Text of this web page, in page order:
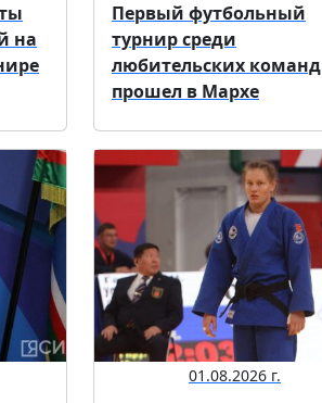
на
Первый футбольный
турнир среди
любительских команд
прошел в Мархе
01.08.2026 г.